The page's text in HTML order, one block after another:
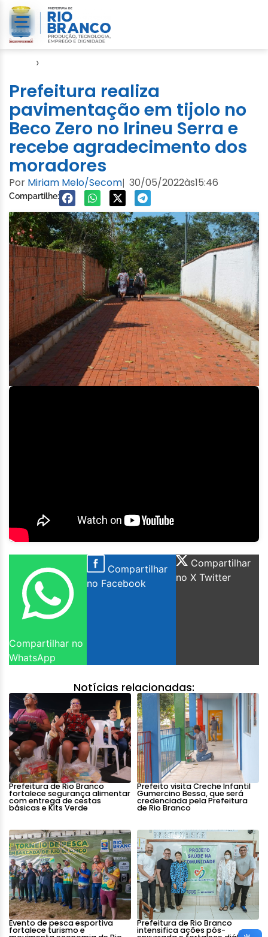
›
Prefeitura realiza
pavimentação em tijolo no
Beco Zero no Irineu Serra e
recebe agradecimento dos
moradores
Por Miriam Melo/Secom| 30/05/2022às15:46
Compartilhe:
Compartilhar no
WhatsApp
Compartilhar
no Facebook
Compartilhar
no X Twitter
Notícias relacionadas:
Prefeitura de Rio Branco
fortalece segurança alimentar
com entrega de cestas
básicas e Kits Verde
Prefeito visita Creche Infantil
Gumercino Bessa, que será
credenciada pela Prefeitura
de Rio Branco
Evento de pesca esportiva
fortalece turismo e
Prefeitura de Rio Branco
intensifica ações pós-